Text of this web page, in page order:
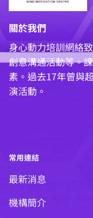
關於我們
身心動力培訓網絡
創意溝通活動等。
素。過去17年曾與
演活動。
常用連結
最新消息
機構簡介